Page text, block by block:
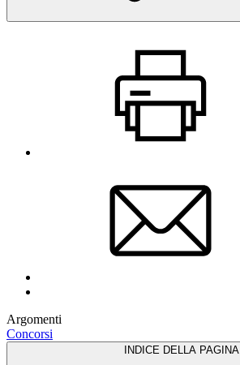
Argomenti
Concorsi
INDICE DELLA PAGINA